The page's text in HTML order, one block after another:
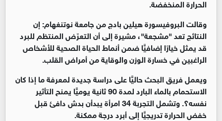
الحرارة المنخفضة.
وقالت البروفيسورة هيلين بادج من جامعة نوتنغهام: إن
النتائج تعد "مشجعة"، مشيرة إلى أن التعرّض المنتظم للبرد
قد يمثل خيارًا إضافيًّا ضمن أنماط الحياة الصحية للأشخاص
الراغبين في خسارة الوزن والوقاية من أمراض القلب.
ويعمل فريق البحث حاليًّا على دراسة جديدة لمعرفة ما إذا كان
الاستحمام بالماء البارد لمدة 90 ثانية يوميًّا يمنح التأثير
نفسه؟. وتشمل التجربة 34 امرأة يبدأن بدش دافئ قبل
خفض الحرارة تدريجيًّا إلى أبرد درجة ممكنة.